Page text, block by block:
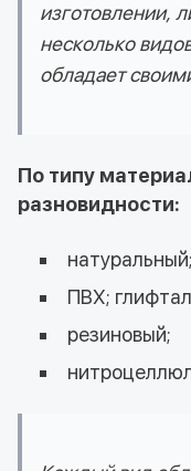
изготовлении,
несколько
обладает
По типу
разновидности:
натуральный;
ПВХ;
резиновый;